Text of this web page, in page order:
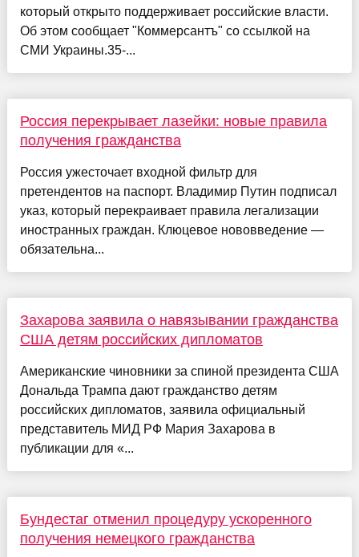
который открыто поддерживает российские власти.
Об этом сообщает "Коммерсантъ" со ссылкой на
СМИ Украины.35-...
Россия перекрывает лазейки: новые правила
получения гражданства
Россия ужесточает входной фильтр для
претендентов на паспорт. Владимир Путин подписал
указ, который перекраивает правила легализации
иностранных граждан. Клюцевое нововведение —
обязательна...
Захарова заявила о навязывании гражданства
США детям российских дипломатов
Американские чиновники за спиной президента США
Дональда Трампа дают гражданство детям
российских дипломатов, заявила официальный
представитель МИД РФ Мария Захарова в
публикации для «...
Бундестаг отменил процедуру ускоренного
получения немецкого гражданства